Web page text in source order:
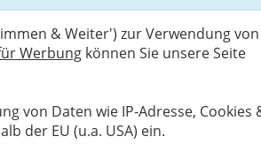
& Weiter') zur Verwendung von
Werbung können Sie unsere Seite
von Daten wie IP-Adresse, Cookies
der EU (u.a. USA) ein.